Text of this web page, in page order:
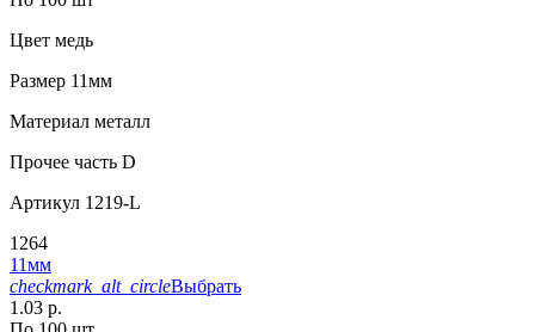
Цвет медь
Размер 11мм
Материал металл
Прочее часть D
Артикул 1219-L
1264
11мм
checkmark_alt_circleВыбрать
1.03 р.